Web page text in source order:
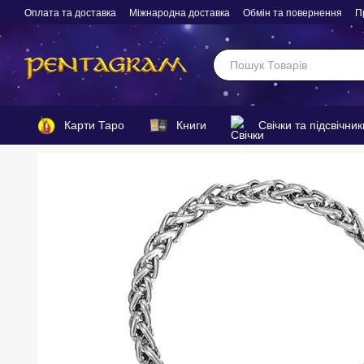
Перейти до основного контенту
Оплата та доставка Міжнародна доставка Обмін та повернення
Карти Таро Книги Свічки та